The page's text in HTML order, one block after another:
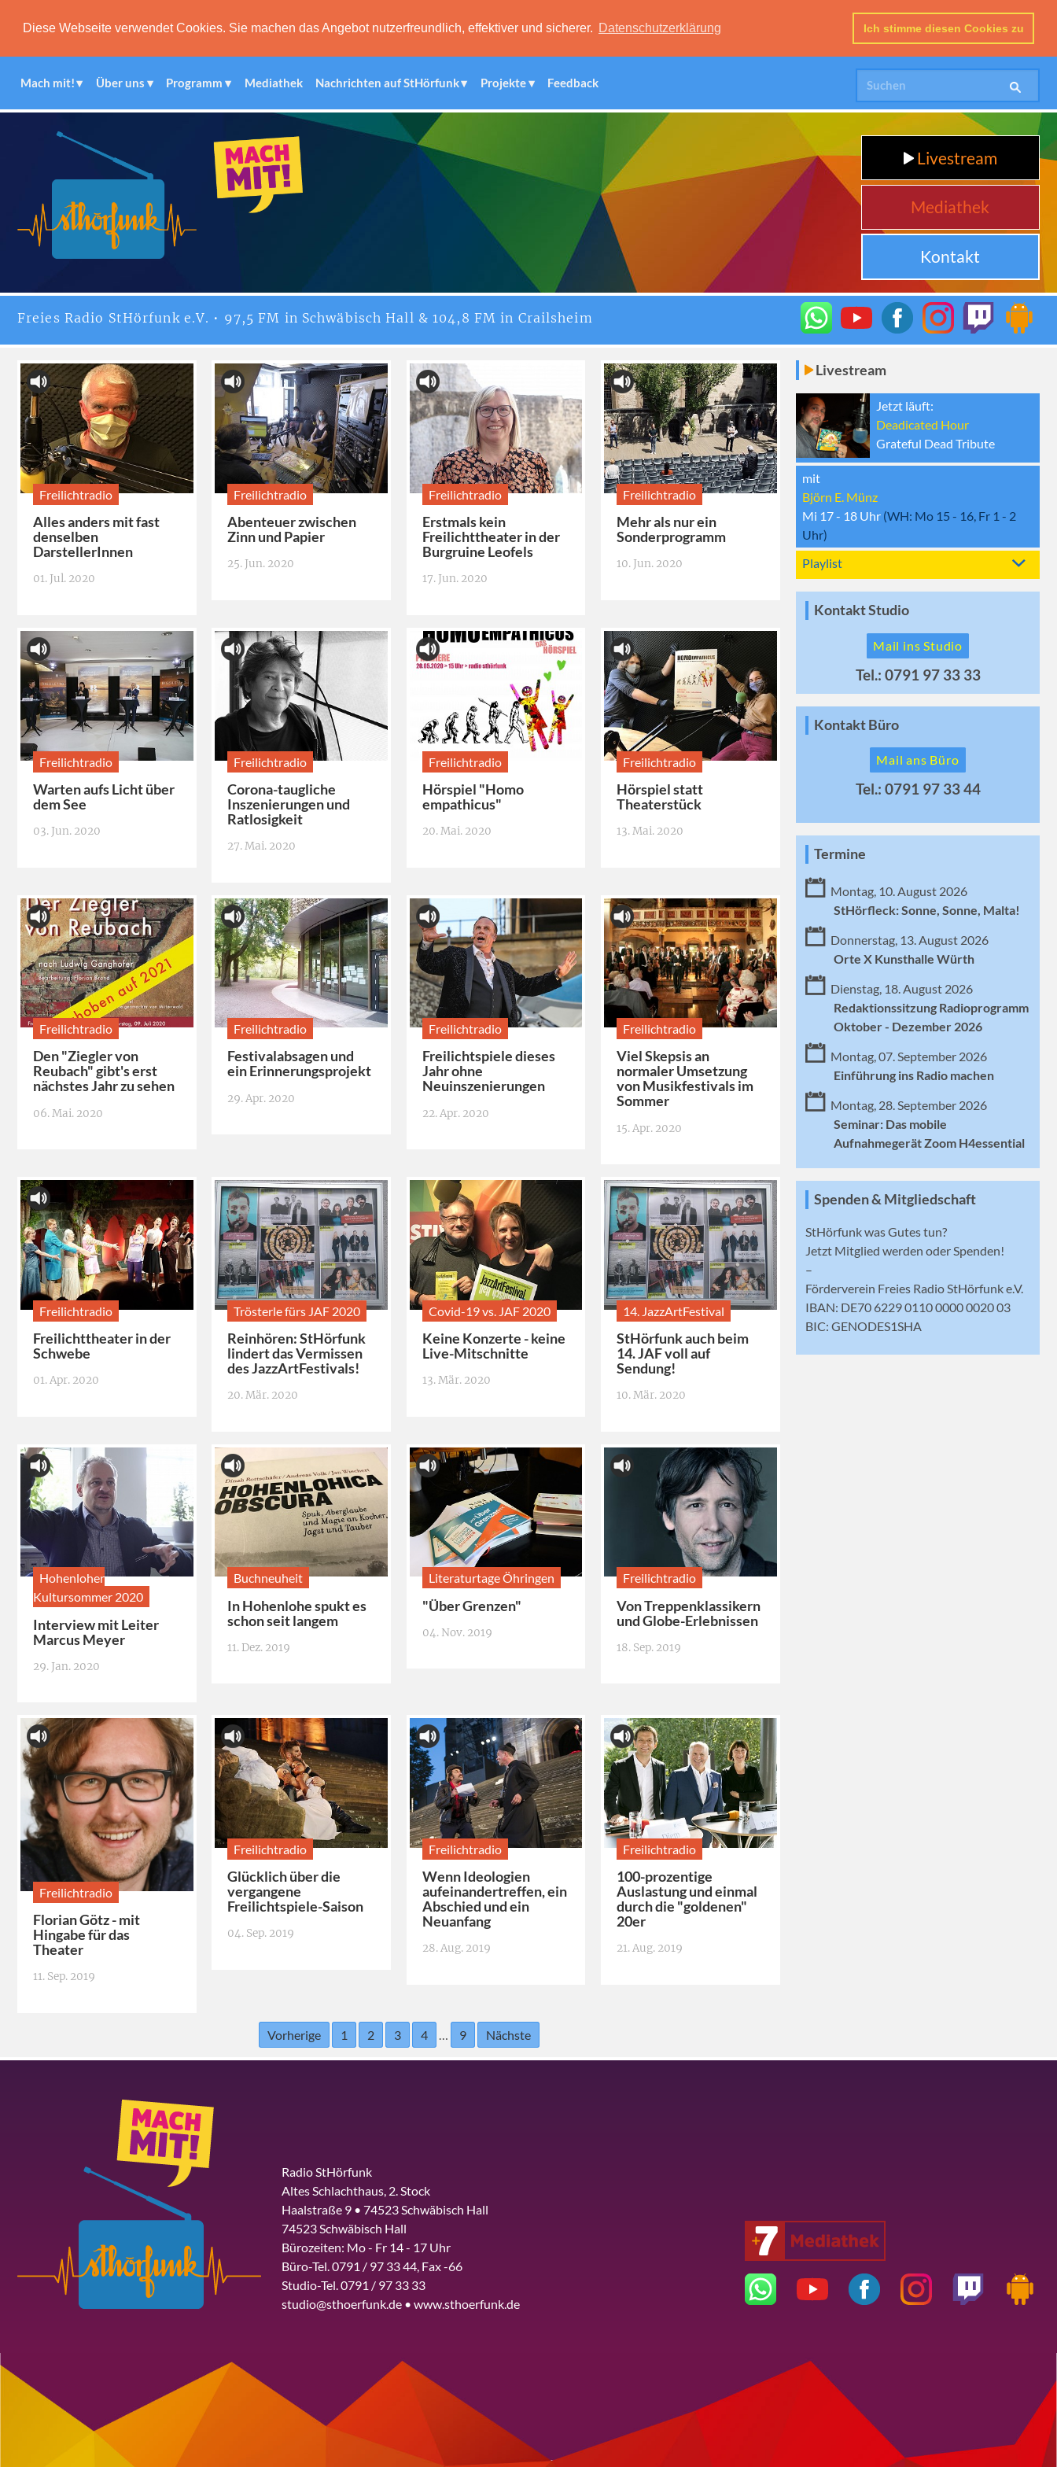
Diese Webseite verwendet Cookies. Sie machen das Angebot nutzerfreundlich, effektiver und sicherer. Datenschutzerklärung Ich stimme diesen Cookies zu
Mach mit! Über uns Programm Mediathek Nachrichten auf StHörfunk Projekte Feedback
Livestream
Mediathek
Kontakt
Freies Radio StHörfunke.V. • 97,5 FM in Schwäbisch Hall & 104,8 FM in Crailsheim
Freilichtradio
Alles anders mit fast
denselben
DarstellerInnen
01. Jul. 2020
Freilichtradio
Abenteuer zwischen
Zinn und Papier
25. Jun. 2020
Freilichtradio
Erstmals kein
Freilichttheater in der
Burgruine Leofels
17. Jun. 2020
Freilichtradio
Mehr als nur ein
Sonderprogramm
10. Jun. 2020
Freilichtradio
Warten aufs Licht über
dem See
03. Jun. 2020
Freilichtradio
Corona-taugliche
Inszenierungen und
Ratlosigkeit
27. Mai. 2020
Freilichtradio
Hörspiel "Homo
empathicus"
20. Mai. 2020
Freilichtradio
Hörspiel statt
Theaterstück
13. Mai. 2020
Freilichtradio
Den "Ziegler von
Reubach" gibt's erst
nächstes Jahr zu sehen
06. Mai. 2020
Freilichtradio
Festivalabsagen und
ein Erinnerungsprojekt
29. Apr. 2020
Freilichtradio
Freilichtspiele dieses
Jahr ohne
Neuinszenierungen
22. Apr. 2020
Freilichtradio
Viel Skepsis an
normaler Umsetzung
von Musikfestivals im
Sommer
15. Apr. 2020
Freilichtradio
Freilichttheater in der
Schwebe
01. Apr. 2020
Trösterle fürs JAF 2020
Reinhören: StHörfunk
lindert das Vermissen
des JazzArtFestivals!
20. Mär. 2020
Covid-19 vs. JAF 2020
Keine Konzerte - keine
Live-Mitschnitte
13. Mär. 2020
14. JazzArtFestival
StHörfunk auch beim
14. JAF voll auf
Sendung!
10. Mär. 2020
Hohenloher
Kultursommer 2020
Interview mit Leiter
Marcus Meyer
29. Jan. 2020
Buchneuheit
In Hohenlohe spukt es
schon seit langem
11. Dez. 2019
Literaturtage Öhringen
"Über Grenzen"
04. Nov. 2019
Freilichtradio
Von Treppenklassikern
und Globe-Erlebnissen
18. Sep. 2019
Freilichtradio
Florian Götz - mit
Hingabe für das
Theater
11. Sep. 2019
Freilichtradio
Glücklich über die
vergangene
Freilichtspiele-Saison
04. Sep. 2019
Freilichtradio
Wenn Ideologien
aufeinandertreffen, ein
Abschied und ein
Neuanfang
28. Aug. 2019
Freilichtradio
100-prozentige
Auslastung und einmal
durch die "goldenen"
20er
21. Aug. 2019
Vorherige 1 2 3 4 … 9 Nächste
Livestream
Jetzt läuft:
Deadicated Hour
Grateful Dead Tribute
mit
Björn E. Münz
Mi 17 - 18 Uhr (WH: Mo 15 - 16, Fr 1 - 2
Uhr)
Playlist
Kontakt Studio
Mail ins Studio
Tel.: 0791 97 33 33
Kontakt Büro
Mail ans Büro
Tel.: 0791 97 33 44
Termine
Montag, 10. August 2026
StHörfleck: Sonne, Sonne, Malta!
Donnerstag, 13. August 2026
Orte X Kunsthalle Würth
Dienstag, 18. August 2026
Redaktionssitzung Radioprogramm
Oktober - Dezember 2026
Montag, 07. September 2026
Einführung ins Radio machen
Montag, 28. September 2026
Seminar: Das mobile
Aufnahmegerät Zoom H4essential
Spenden & Mitgliedschaft
StHörfunk was Gutes tun?
Jetzt Mitglied werden oder Spenden!
–
Förderverein Freies Radio StHörfunk e.V.
IBAN: DE70 6229 0110 0000 0020 03
BIC: GENODES1SHA
Radio StHörfunk
Altes Schlachthaus, 2. Stock
Haalstraße 9 • 74523 Schwäbisch Hall
74523 Schwäbisch Hall
Bürozeiten: Mo - Fr 14 - 17 Uhr
Büro-Tel. 0791 / 97 33 44, Fax -66
Studio-Tel. 0791 / 97 33 33
studio@sthoerfunk.de • www.sthoerfunk.de